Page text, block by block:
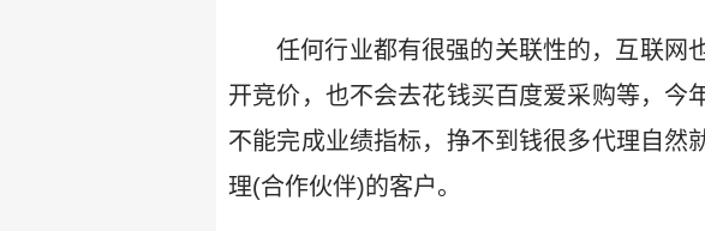
任何行业都有很强的关联性的，互联网
开竞价，也不会去花钱买百度爱采购等，今
不能完成业绩指标，挣不到钱很多代理自然
理(合作伙伴)的客户。